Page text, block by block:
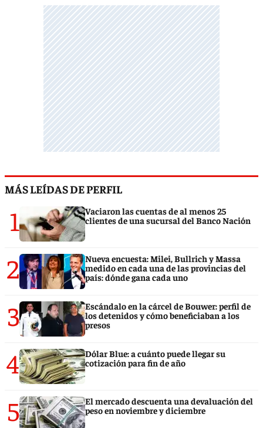
MÁS LEÍDAS DE PERFIL
1
Vaciaron las cuentas de al menos 25
clientes de una sucursal del Banco Nación
2
Nueva encuesta: Milei, Bullrich y Massa
medido en cada una de las provincias del
país: dónde gana cada uno
3
Escándalo en la cárcel de Bouwer: perfil de
los detenidos y cómo beneficiaban a los
presos
4
Dólar Blue: a cuánto puede llegar su
cotización para fin de año
5
El mercado descuenta una devaluación del
peso en noviembre y diciembre